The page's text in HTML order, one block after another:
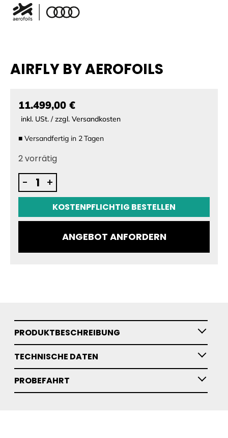
AIRFLY BY AEROFOILS
11.499,00 €
inkl. USt. / zzgl. Versandkosten
■ Versandfertig in 2Tagen
2 vorrätig
AirFly
by
Menge
+
-
KOSTENPFLICHTIG BESTELLEN
ANGEBOT ANFORDERN
PRODUKTBESCHREIBUNG
TECHNISCHE DATEN
PROBEFAHRT